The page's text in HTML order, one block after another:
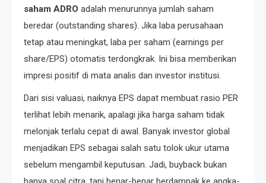
saham ADRO adalah menurunnya jumlah saham
beredar (outstanding shares). Jika laba perusahaan
tetap atau meningkat, laba per saham (earnings per
share/EPS) otomatis terdongkrak. Ini bisa memberikan
impresi positif di mata analis dan investor institusi.
Dari sisi valuasi, naiknya EPS dapat membuat rasio PER
terlihat lebih menarik, apalagi jika harga saham tidak
melonjak terlalu cepat di awal. Banyak investor global
menjadikan EPS sebagai salah satu tolok ukur utama
sebelum mengambil keputusan. Jadi, buyback bukan